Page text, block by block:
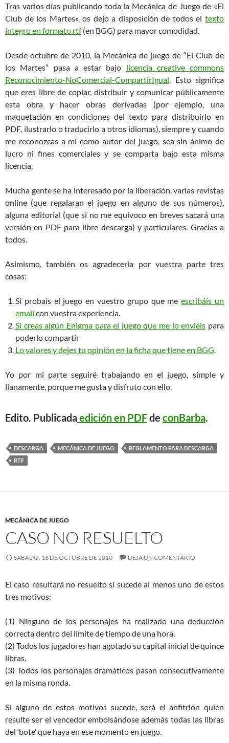
Tras varios días publicando toda la Mecánica de Juego de «El
Club de los Martes», os dejo a disposición de todos el texto
íntegro en formato rtf(en BGG) para mayor comodidad.
Desde octubre de 2010, la Mecánica de juego de “El Club de
los Martes” pasa a estar bajo licencia creative commons
Reconocimiento-NoComercial-CompartirIgual. Esto significa
que eres libre de copiar, distribuir y comunicar públicamente
esta obra y hacer obras derivadas (por ejemplo, una
maquetación en condiciones del texto para distribuirlo en
PDF, ilustrarlo o traducirlo a otros idiomas), siempre y cuando
me reconozcas a mí como autor del juego, sea sin ánimo de
lucro ni fines comerciales y se comparta bajo esta misma
licencia.
Mucha gente se ha interesado por la liberación, varias revistas
online (que regalaran el juego en alguno de sus números),
alguna editorial (que si no me equivoco en breves sacará una
versión en PDF para libre descarga) y particulares. Gracias a
todos.
Asimismo, también os agradecería por vuestra parte tres
cosas:
Si probais el juego en vuestro grupo que meescribáis un
email con vuestra experiencia.
Si creas algún Enigma para el juego que me lo enviéis para
poderlo compartir
Lo valores y dejes tu opinión en la ficha que tiene en BGG.
Yo por mi parte seguiré trabajando en el juego, simple y
llanamente, porque me gusta y disfruto con ello.
Edito. Publicadaedición en PDFde conBarba.
DESCARGA MECÁNICA DE JUEGO
REGLAMENTO PARA DESCARGA
RTF
MECÁNICA DE JUEGO
CASO NO RESUELTO
SÁBADO, 16 DE OCTUBRE DE 2010 DEJA UN COMENTARIO
El caso resultará no resuelto si sucede al menos uno de estos
tres motivos:
(1) Ninguno de los personajes ha realizado una deducción
correcta dentro del límite de tiempo de una hora.
(2) Todos los jugadores han agotado su capital inicial de quince
libras.
(3) Todos los personajes dramáticos pasan consecutivamente
en la misma ronda.
Si alguno de estos motivos sucede, será el anfitrión quien
resulte ser el vencedor embolsándose además todas las libras
del ‘bote’ que haya en ese momento en juego.